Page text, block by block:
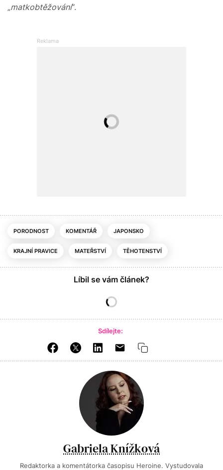
„matkobtěžování“.
PORODNOST KOMENTÁŘ JAPONSKO
KRAJNÍ PRAVICE MATEŘSTVÍ TĚHOTENSTVÍ
Líbil se vám článek?
Sdílejte:
Gabriela Knížková
Redaktorka a komentátorka časopisu Heroine. Vystudovala